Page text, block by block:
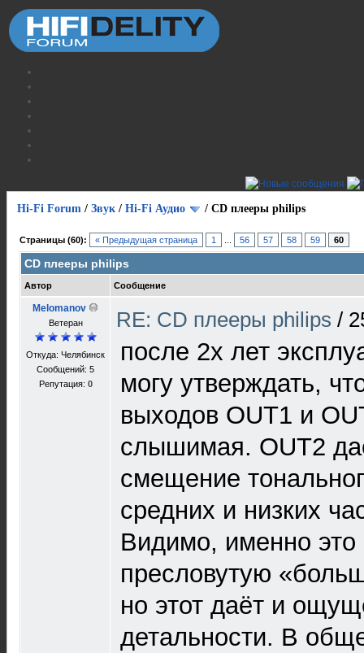
Hi-Fi Forum / Звук / Hi-Fi Аудио / CD плееры philips
Страницы (60): « Предыдущая страница 1 56 57 58 59 60
CD плееры philips
Автор Сообщение
Melomanov
Ветеран
Откуда: Челябинск
Сообщений: 5
Репутация: 0
RE: CD плееры philips /
после 2х лет
могу утверждать,
выходов OUT1 и
слышимая. OUT2
смещение
средних и низких
Видимо, именно это
пресловутую
но этот даёт и
детальности. В